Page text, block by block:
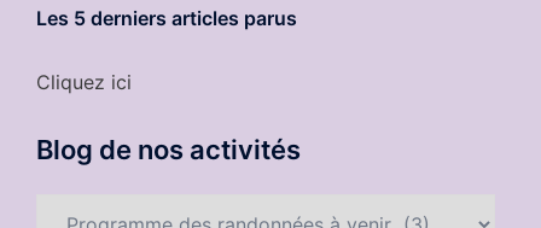
Les 5 derniers articles parus
Cliquez ici
Blog de nos activités